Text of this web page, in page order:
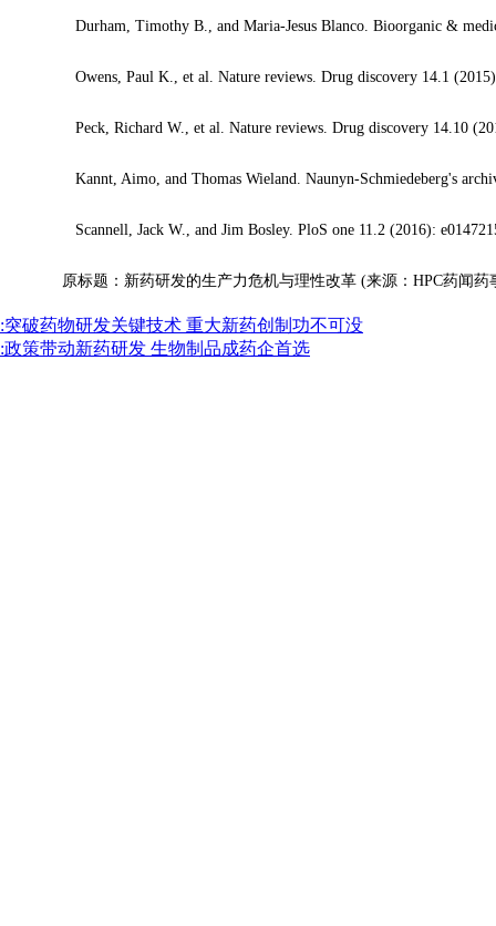
Durham, Timothy B., and Maria-Jesus Blanco. Bioorganic &
Owens, Paul K., et al. Nature reviews. Drug discovery 14.1
Peck, Richard W., et al. Nature reviews. Drug discovery 14.10
Kannt, Aimo, and Thomas Wieland. Naunyn-Schmiedeberg's
Scannell, Jack W., and Jim Bosley. PloS one 11.2 (2016):
原标题：新药研发的生产力危机与理性改革 (来源：HPC药闻药
:突破药物研发关键技术 重大新药创制功不可没
:政策带动新药研发 生物制品成药企首选